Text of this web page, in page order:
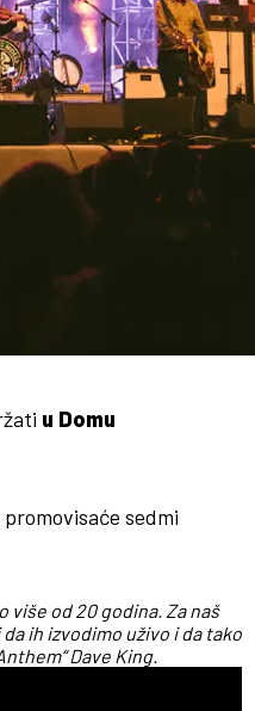
u Domu
sedmi
više od 20 godina. Za naš
ih izvodimo uživo i da tako
Dave King.